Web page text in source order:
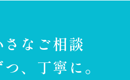
さなご相談
、丁寧に。